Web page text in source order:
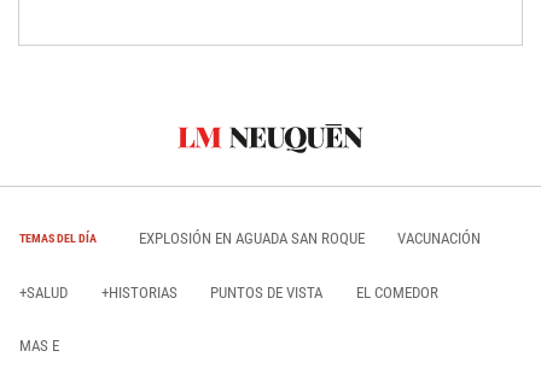
TEMAS DEL DÍA EXPLOSIÓN EN AGUADA SAN ROQUE VACUNACIÓN
+SALUD +HISTORIAS PUNTOS DE VISTA EL COMEDOR
MAS E